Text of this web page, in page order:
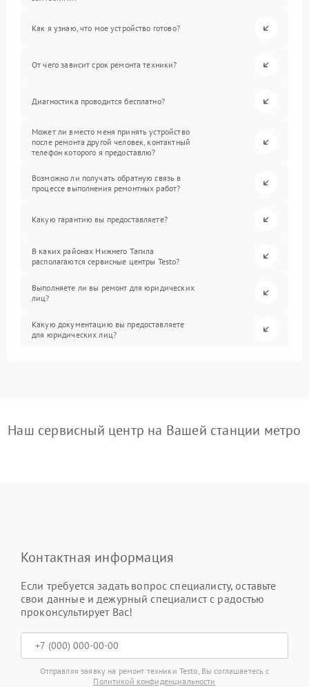
Как я узнаю, что мое устройство готово?
От чего зависит срок ремонта техники?
Диагностика проводится бесплатно?
Может ли вместо меня принять устройство
после ремонта другой человек, контактный
телефон которого я предоставлю?
Возможно ли получать обратную связь в
процессе выполнения ремонтных работ?
Какую гарантию вы предоставляете?
В каких районах Нижнего Тагила
располагаются сервисные центры Testo?
Выполняете ли вы ремонт для юридических
лиц?
Какую документацию вы предоставляете
для юридических лиц?
Наш сервисный центр на Вашей станции метро
Контактная информация
Если требуется задать вопрос специалисту, оставьте
свои данные и дежурный специалист с радостью
проконсультирует Вас!
Отправляя заявку на ремонт техники Testo, Вы соглашаетесь с
Политикой конфиденциальности